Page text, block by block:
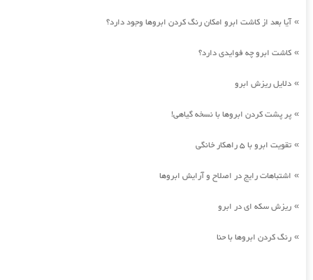
»آیا بعد از کاشت ابرو امکان رنگ کردن ابروها وجود دارد؟
» کاشت ابرو چه فوایدی دارد؟
» دلایل ریزش ابرو
» پر پشت کردن ابروها با نسخه گیاهی!
» تقویت ابرو با 5 راهکار خانگی
» اشتباهات رایج در اصلاح و آرایش ابروها
» ریزش سکه ای در ابرو
» رنگ کردن ابروها با حنا